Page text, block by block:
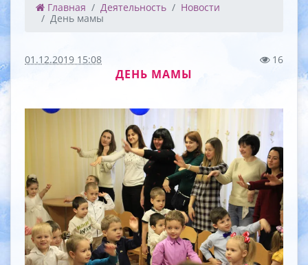
Главная Деятельность
Новости
День мамы
01.12.2019 15:08 16
ДЕНЬ МАМЫ